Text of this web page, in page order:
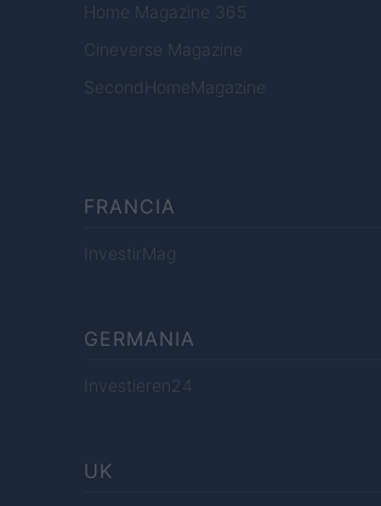
Home Magazine 365
Cineverse Magazine
SecondHomeMagazine
FRANCIA
InvestirMag
GERMANIA
Investieren24
UK